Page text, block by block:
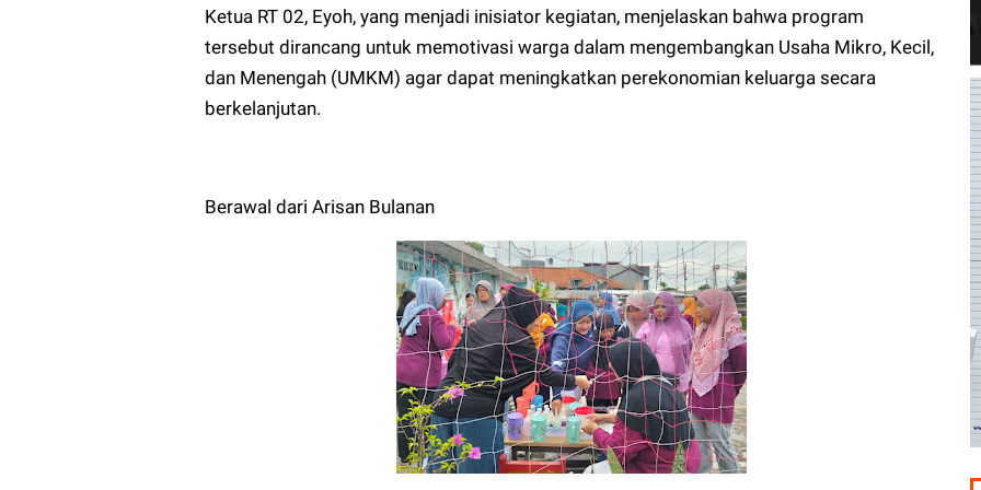
Ketua RT 02, Eyoh, yang menjadi inisiator kegiatan, menjelaskan bahwa program
tersebut dirancang untuk memotivasi warga dalam mengembangkan Usaha Mikro, Kecil,
dan Menengah (UMKM) agar dapat meningkatkan perekonomian keluarga secara
berkelanjutan.
Berawal dari Arisan Bulanan